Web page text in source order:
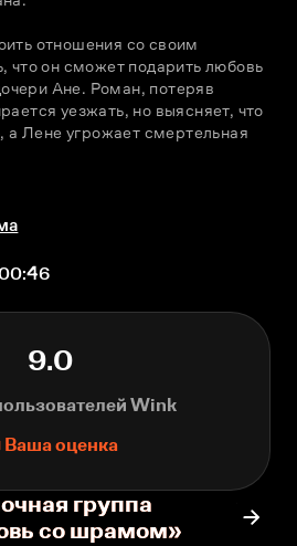
отношения со своим
что он сможет подарить любовь
Ане. Роман, потеряв
уезжать, но выясняет, что
а Лене угрожает смертельная
9.0
Wink
Ваша оценка
группа
со шрамом»